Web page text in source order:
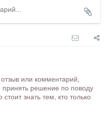
или комментарий,
решение по поводу
знать тем, кто только